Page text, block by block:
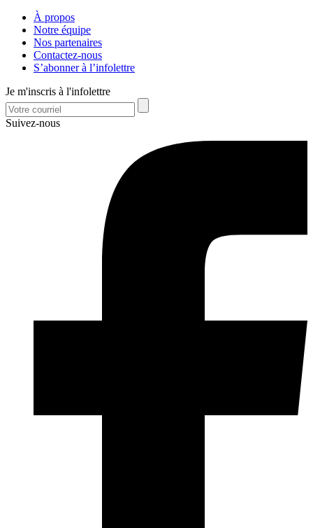
À propos
Notre équipe
Nos partenaires
Contactez-nous
S’abonner à l’infolettre
Je m'inscris à l'infolettre
Suivez-nous